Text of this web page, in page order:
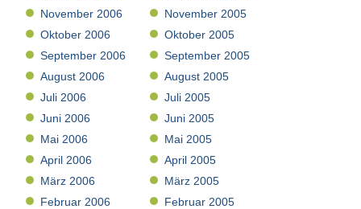
November 2006
Oktober 2006
September 2006
August 2006
Juli 2006
Juni 2006
Mai 2006
April 2006
März 2006
Februar 2006
November 2005
Oktober 2005
September 2005
August 2005
Juli 2005
Juni 2005
Mai 2005
April 2005
März 2005
Februar 2005